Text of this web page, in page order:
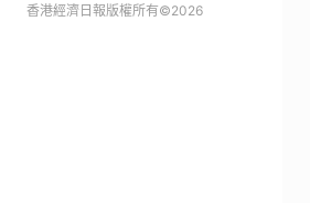
香港經濟日報版權所有©2026